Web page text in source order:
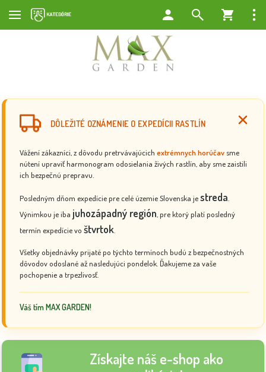
DÔLEŽITÉ OZNÁMENIE O EXPEDÍCII RASTLÍN
Vážení zákazníci, z dôvodu pretrvávajúcich extrémnych horúčav sme
nútení upraviť harmonogram odosielania živých rastlín, aby sme zaistili
ich bezpečnú prepravu.
Posledným dňom expedície pre celé územie Slovenska jestreda
Výnimkou je iba juhozápadný región , pre ktorý platí posledný
termín expedície vo štvrtok
Všetky objednávky prijaté po týchto termínoch budú z bezpečnostných
dôvodov odoslané až nasledujúci pondelok. Ďakujeme za vaše
pochopenie a trpezlivosť.
Váš tím MAX GARDEN!
Získajte náš e-shop ako